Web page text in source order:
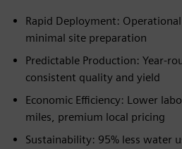
Rapid Deployment:
minimal site preparation
Predictable Production: Year-
consistent quality and yield
Economic Efficiency: Lower
miles, premium local pricing
Sustainability: 95% less water